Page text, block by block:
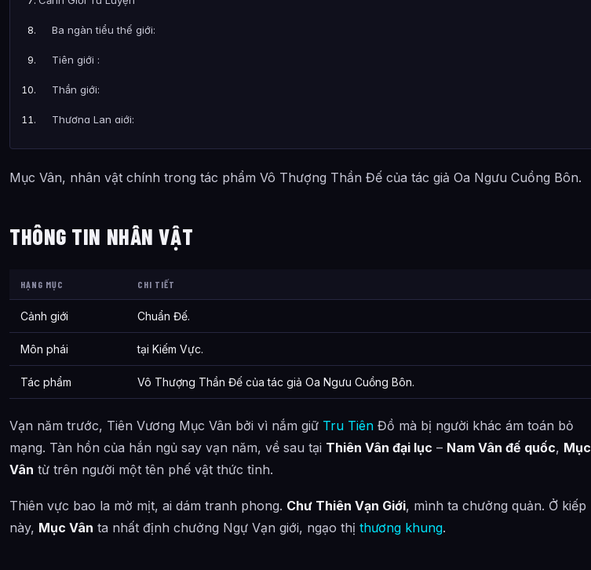
Ba ngàn tiểu thế giới:
Tiên giới :
Thần giới:
Thương Lan giới:
Thê Tử Của Mục Vân
Tứ Đại Bản Nguyên
Tiên Giới
Thế Giới Khởi Nguyên
Câu Hỏi Thường Gặp
Mục Vân – Sơ lược tiểu sử Nhân Vật Chính trong Vô Thượng Thần Đế là ai?
Cảnh giới tu luyện của Mục Vân – Sơ lược tiểu sử Nhân Vật Chính trong Vô Thượng Thần Đế như thế nào?
Các mối quan hệ quan trọng của Mục Vân – Sơ lược tiểu sử Nhân Vật Chính trong Vô Thượng Thần Đế là gì?
Thông tin về Mục Vân – Sơ lược tiểu sử Nhân Vật Chính trong Vô Thượng Thần Đế được tổng hợp từ đâu?
Mục Vân, nhân vật chính trong tác phẩm Vô Thượng Thần Đế của tác giả Oa Ngưu Cuồng Bôn.
THÔNG TIN NHÂN VẬT
HẠNG MỤC CHI TIẾT
Cảnh giới Chuẩn Đế.
Môn phái tại Kiếm Vực.
Tác phẩm Vô Thượng Thần Đế của tác giả Oa Ngưu Cuồng Bôn.
Vạn năm trước, Tiên Vương Mục Vân bởi vì nắm giữ Tru Tiên Đồ mà bị người khác ám toán bỏ
mạng. Tàn hồn của hắn ngủ say vạn năm, về sau tại Thiên Vân đại lục – Nam Vân đế quốc, Mục
Vân từ trên người một tên phế vật thức tỉnh.
Thiên vực bao la mờ mịt, ai dám tranh phong. Chư Thiên Vạn Giới, mình ta chưởng quản. Ở kiếp
này, Mục Vân ta nhất định chưởng Ngự Vạn giới, ngạo thị thương khung.